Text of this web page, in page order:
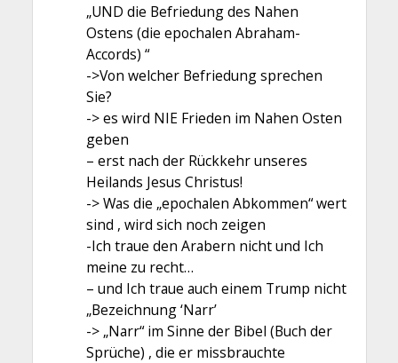
„UND die Befriedung des Nahen
Ostens (die epochalen Abraham-
Accords) “
->Von welcher Befriedung sprechen
Sie?
-> es wird NIE Frieden im Nahen Osten
geben
– erst nach der Rückkehr unseres
Heilands Jesus Christus!
-> Was die „epochalen Abkommen“ wert
sind , wird sich noch zeigen
-Ich traue den Arabern nicht und Ich
meine zu recht…
– und Ich traue auch einem Trump nicht
„Bezeichnung ‘Narr’
-> „Narr“ im Sinne der Bibel (Buch der
Sprüche) , die er missbrauchte